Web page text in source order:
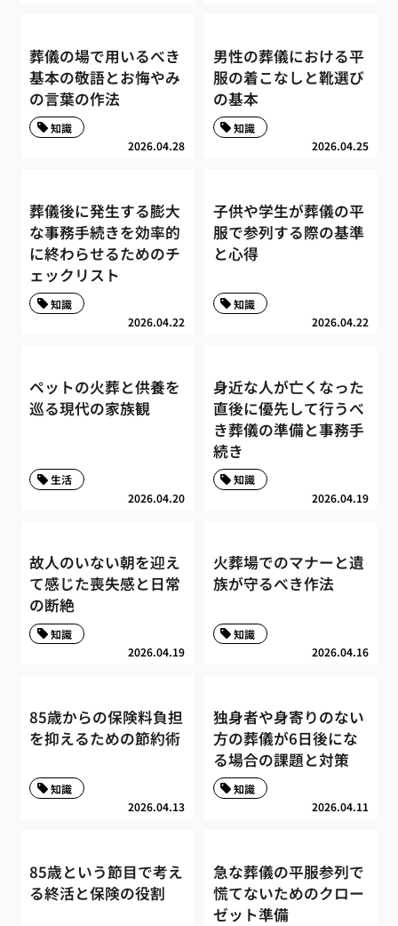
葬儀の場で用いるべき
基本の敬語とお悔やみ
の言葉の作法
2026.04.28
知識
男性の葬儀における平
服の着こなしと靴選び
の基本
2026.04.25
知識
葬儀後に発生する膨大
な事務手続きを効率的
に終わらせるためのチ
ェックリスト
2026.04.22
知識
子供や学生が葬儀の平
服で参列する際の基準
と心得
2026.04.22
知識
ペットの火葬と供養を
巡る現代の家族観
2026.04.20
生活
身近な人が亡くなった
直後に優先して行うべ
き葬儀の準備と事務手
続き
2026.04.19
知識
故人のいない朝を迎え
て感じた喪失感と日常
の断絶
2026.04.19
知識
火葬場でのマナーと遺
族が守るべき作法
2026.04.16
知識
85歳からの保険料負担
を抑えるための節約術
2026.04.13
知識
独身者や身寄りのない
方の葬儀が6日後にな
る場合の課題と対策
2026.04.11
知識
85歳という節目で考え
る終活と保険の役割
急な葬儀の平服参列で
慌てないためのクロー
ゼット準備